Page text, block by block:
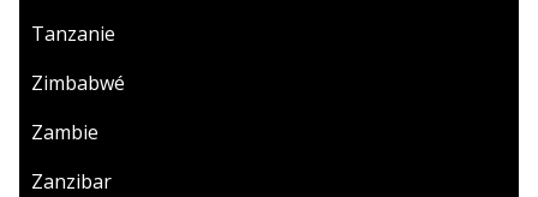
Tanzanie
Zimbabwé
Zambie
Zanzibar